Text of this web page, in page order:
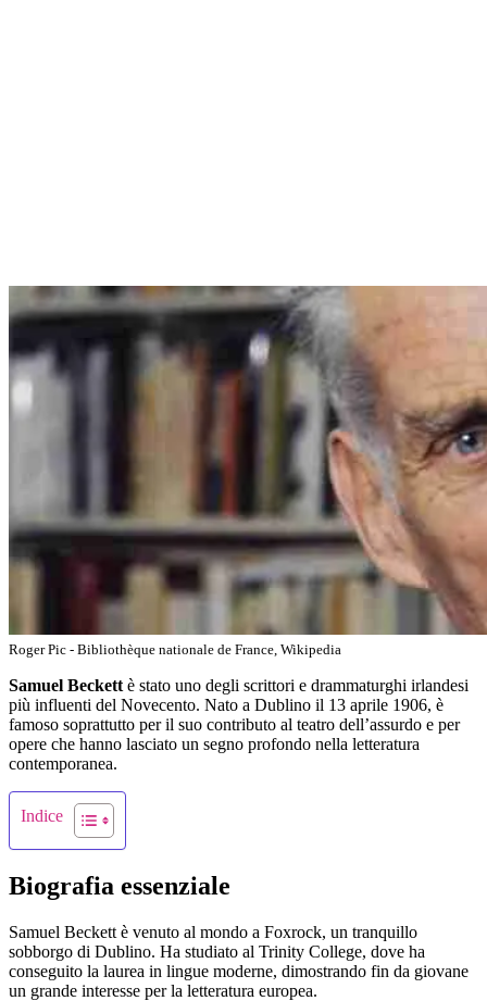
Roger Pic - Bibliothèque nationale de France, Wikipedia
Samuel Beckett è stato uno degli scrittori e drammaturghi irlandesi
più influenti del Novecento. Nato a Dublino il 13 aprile 1906, è
famoso soprattutto per il suo contributo al teatro dell’assurdo e per
opere che hanno lasciato un segno profondo nella letteratura
contemporanea.
Indice
Biografia essenziale
Samuel Beckett è venuto al mondo a Foxrock, un tranquillo
sobborgo di Dublino. Ha studiato al Trinity College, dove ha
conseguito la laurea in lingue moderne, dimostrando fin da giovane
un grande interesse per la letteratura europea.